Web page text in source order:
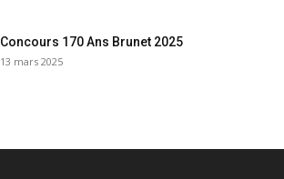
Concours 170 Ans Brunet 2025
13 mars 2025